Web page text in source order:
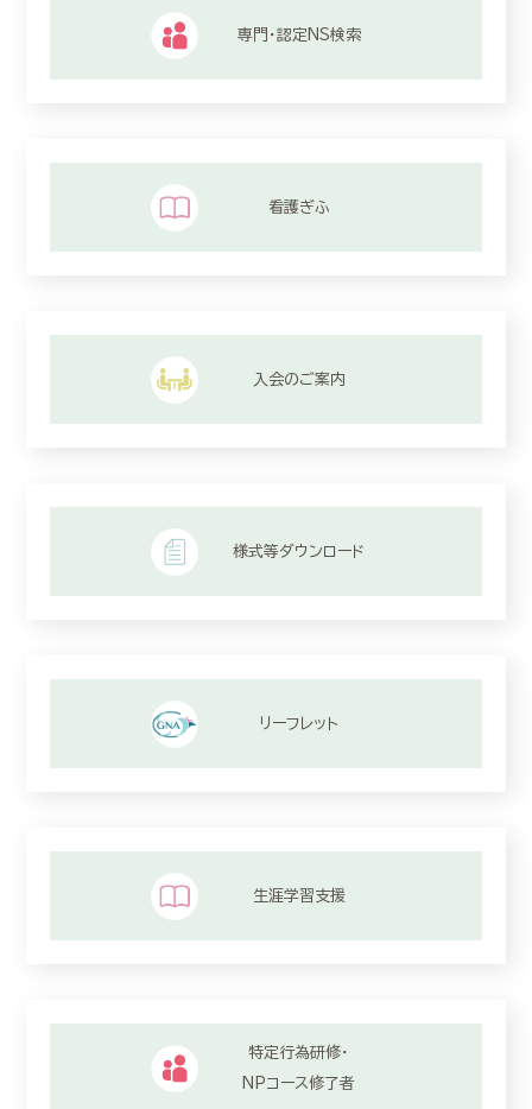
専門・認定NS検索
看護ぎふ
入会のご案内
様式等ダウンロード
リーフレット
生涯学習支援
特定行為研修・
NPコース修了者